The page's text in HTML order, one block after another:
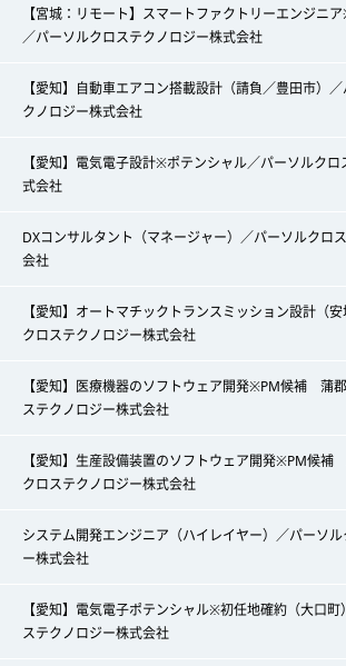
【宮城：リモート】スマートファクトリーエンジニ
／パーソルクロステクノロジー株式会社
【愛知】自動車エアコン搭載設計（請負／豊田市）
クノロジー株式会社
【愛知】電気電子設計※ポテンシャル／パーソルク
式会社
DXコンサルタント（マネージャー）／パーソルクロ
会社
【愛知】オートマチックトランスミッション設計（
クロステクノロジー株式会社
【愛知】医療機器のソフトウェア開発※PM候補 蒲
ステクノロジー株式会社
【愛知】生産設備装置のソフトウェア開発※PM候
クロステクノロジー株式会社
システム開発エンジニア（ハイレイヤー）／パーソ
ー株式会社
【愛知】電気電子ポテンシャル※初任地確約（大口
ステクノロジー株式会社